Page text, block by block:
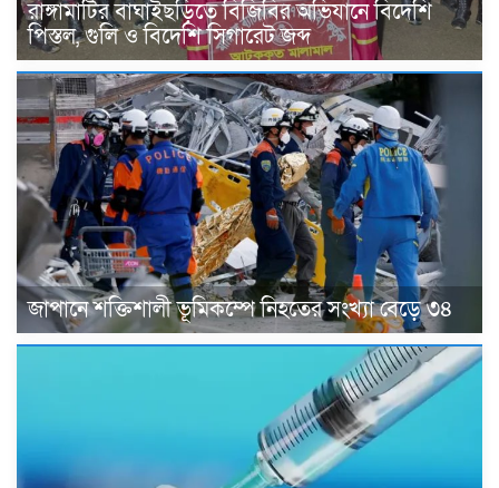
রাঙ্গামাটির বাঘাইছড়িতে বিজিবির অভিযানে বিদেশি
পিস্তল, গুলি ও বিদেশি সিগারেট জব্দ
জাপানে শক্তিশালী ভূমিকম্পে নিহতের সংখ্যা বেড়ে ৩৪